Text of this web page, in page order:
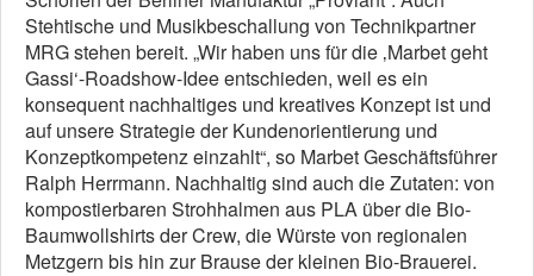
Stehtische und Musikbeschallung von Technikpartner
MRG stehen bereit. „Wir haben uns für die ‚Marbet geht
Gassi‘-Roadshow-Idee entschieden, weil es ein
konsequent nachhaltiges und kreatives Konzept ist und
auf unsere Strategie der Kundenorientierung und
Konzeptkompetenz einzahlt“, so Marbet Geschäftsführer
Ralph Herrmann. Nachhaltig sind auch die Zutaten: von
kompostierbaren Strohhalmen aus PLA über die Bio-
Baumwollshirts der Crew, die Würste von regionalen
Metzgern bis hin zur Brause der kleinen Bio-Brauerei.